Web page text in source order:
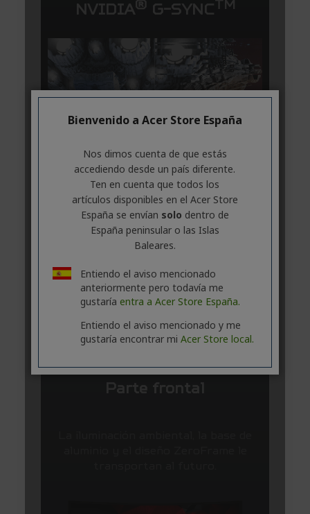
Bienvenido a Acer Store España
Nos dimos cuenta de que estás
accediendo desde un país diferente.
Ten en cuenta que todos los
artículos disponibles en el Acer Store
España se envían solo dentro de
España peninsular o las Islas
Baleares.
Entiendo el aviso mencionado
anteriormente pero todavía me
gustaría entra a Acer Store España.
Entiendo el aviso mencionado y me
gustaría encontrar mi Acer Store local.